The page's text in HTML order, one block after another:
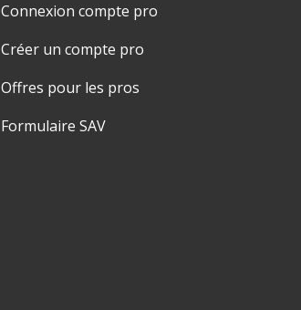
Connexion compte pro
Créer un compte pro
Offres pour les pros
Formulaire SAV